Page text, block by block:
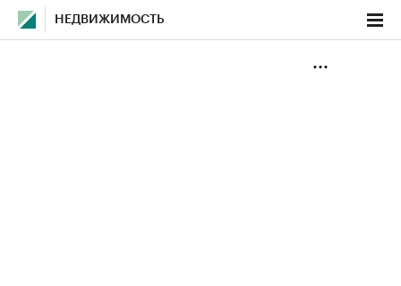
НЕДВИЖИМОСТЬ